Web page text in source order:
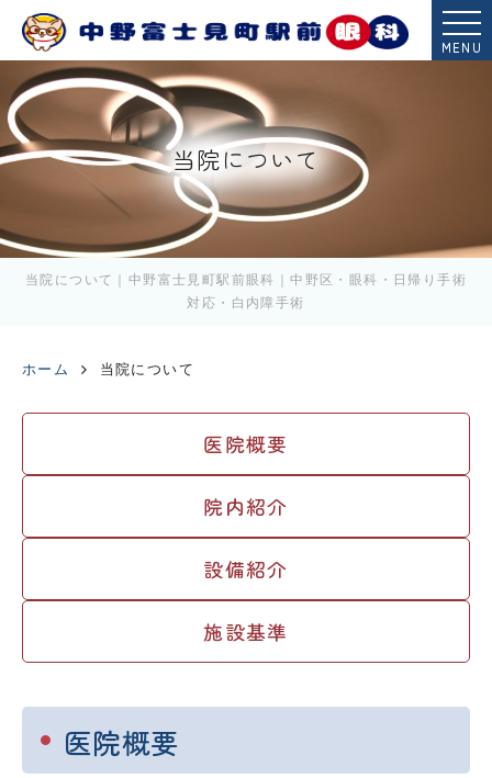
MENU
当院について
当院について｜中野富士見町駅前眼科｜中野区・眼科・日帰り手術
対応・白内障手術
ホーム 当院について
医院概要
院内紹介
設備紹介
施設基準
医院概要